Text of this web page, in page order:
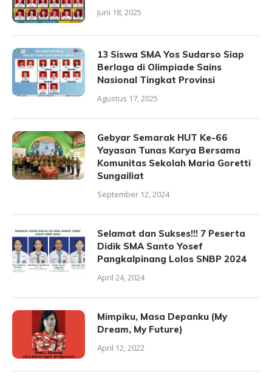
Juni 18, 2025
13 Siswa SMA Yos Sudarso Siap
Berlaga di Olimpiade Sains
Nasional Tingkat Provinsi
Agustus 17, 2025
Gebyar Semarak HUT Ke-66
Yayasan Tunas Karya Bersama
Komunitas Sekolah Maria Goretti
Sungailiat
September 12, 2024
Selamat dan Sukses!!! 7 Peserta
Didik SMA Santo Yosef
Pangkalpinang Lolos SNBP 2024
April 24, 2024
Mimpiku, Masa Depanku (My
Dream, My Future)
April 12, 2022